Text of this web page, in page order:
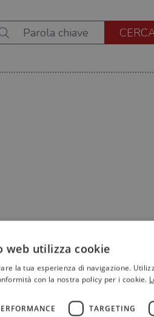
web utilizza cookie
la tua esperienza di navigazione.
con la nostra policy per i cookie.
TARGETING